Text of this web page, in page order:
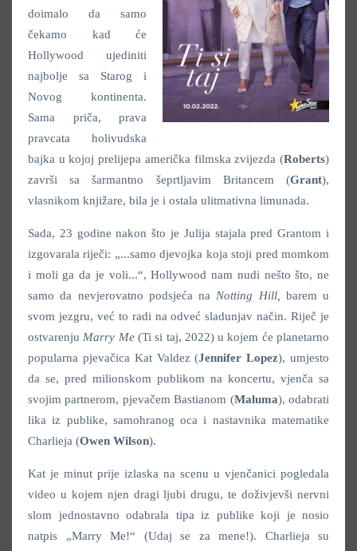
doimalo da samo
čekamo kad će
Hollywood ujediniti
najbolje sa Starog i
Novog kontinenta.
Sama priča, prava
pravcata holivudska
bajka u kojoj prelijepa američka filmska zvijezda (Roberts)
završi sa šarmantno šeprtljavim Britancem (Grant),
vlasnikom knjižare, bila je i ostala ulitmativna limunada.
Sada, 23 godine nakon što je Julija stajala pred Grantom i
izgovarala riječi: „...samo djevojka koja stoji pred momkom
i moli ga da je voli...“, Hollywood nam nudi nešto što, ne
samo da nevjerovatno podsjeća na Notting Hill, barem u
svom jezgru, već to radi na odveć sladunjav način. Riječ je
ostvarenju Marry Me (Ti si taj, 2022) u kojem će planetarno
popularna pjevačica Kat Valdez (Jennifer Lopez), umjesto
da se, pred milionskom publikom na koncertu, vjenča sa
svojim partnerom, pjevačem Bastianom (Maluma), odabrati
lika iz publike, samohranog oca i nastavnika matematike
Charlieja (Owen Wilson).
Kat je minut prije izlaska na scenu u vjenčanici pogledala
video u kojem njen dragi ljubi drugu, te doživjevši nervni
slom jednostavno odabrala tipa iz publike koji je nosio
natpis „Marry Me!“ (Udaj se za mene!). Charlieja su